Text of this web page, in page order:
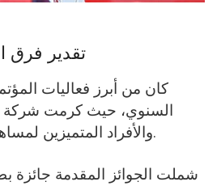
تقدير فرق
كان من أبرز فعاليات
السنوي، حيث كرمت شركة
والأفراد المتميزين لمساهماتهم في عام 2025.
شملت الجوائز المقدمة جائزة